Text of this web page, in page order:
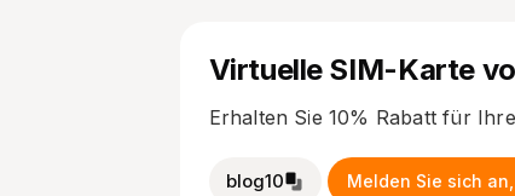
Virtuelle SIM-Karte
Erhalten Sie 10% Rabatt für
blog10 Melden Sie sich